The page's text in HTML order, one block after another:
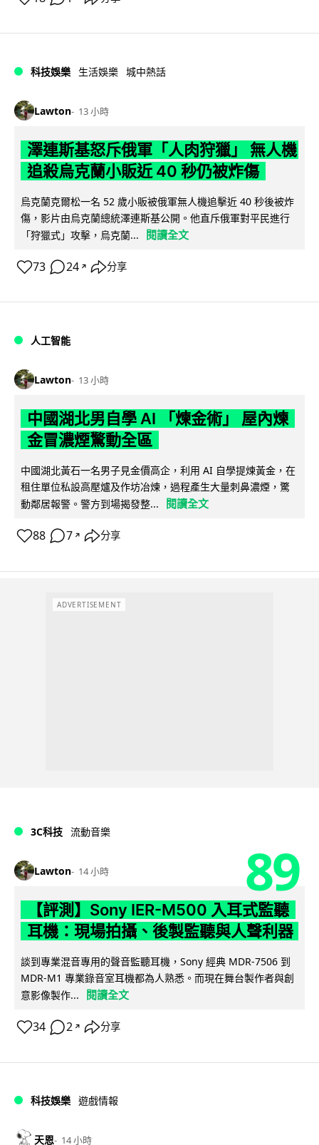
科技娛樂 生活娛樂 城中熱話
Lawton 13 小時
澤連斯基怒斥俄軍「人肉狩獵」 無人機
追殺烏克蘭小販近 40 秒仍被炸傷
烏克蘭克爾松一名 52 歲小販被俄軍無人機追擊近 40 秒後被炸
傷，影片由烏克蘭總統澤連斯基公開。他直斥俄軍對平民進行
「狩獵式」攻擊，烏克蘭...
閱讀全文
73 24 ↗ 分享
人工智能
Lawton 13 小時
中國湖北男自學 AI 「煉金術」 屋內煉
金冒濃煙驚動全區
中國湖北黃石一名男子見金價高企，利用 AI 自學提煉黃金，在
租住單位私設高壓爐及作坊冶煉，過程產生大量刺鼻濃煙，驚
動鄰居報警。警方到場揭發整...
閱讀全文
88 7 ↗ 分享
ADVERTISEMENT
3C科技 流動音樂
Lawton 14 小時 89
【評測】Sony IER-M500 入耳式監聽
耳機：現場拍攝、後製監聽與人聲利器
談到專業混音專用的聲音監聽耳機，Sony 經典 MDR-7506 到
MDR-M1 專業錄音室耳機都為人熟悉。而現在舞台製作者與創
意影像製作...
閱讀全文
34 2 ↗ 分享
科技娛樂 遊戲情報
天恩 14 小時